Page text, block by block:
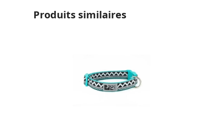
Produits similaires